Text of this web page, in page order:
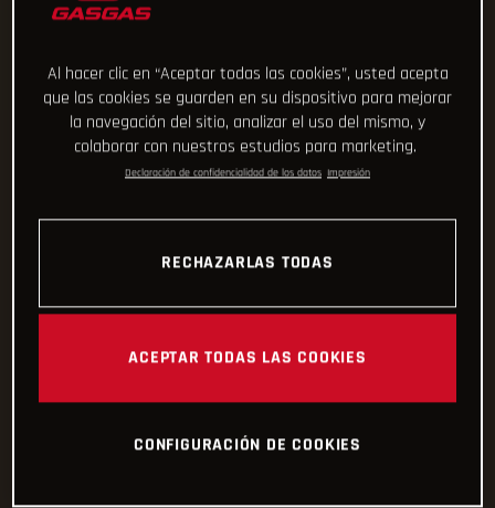
Al hacer clic en “Aceptar todas las cookies”, usted acepta
que las cookies se guarden en su dispositivo para mejorar
la navegación del sitio, analizar el uso del mismo, y
colaborar con nuestros estudios para marketing.
Declaración de confidencialidad de los datos Impresión
RECHAZARLAS TODAS
ACEPTAR TODAS LAS COOKIES
CONFIGURACIÓN DE COOKIES